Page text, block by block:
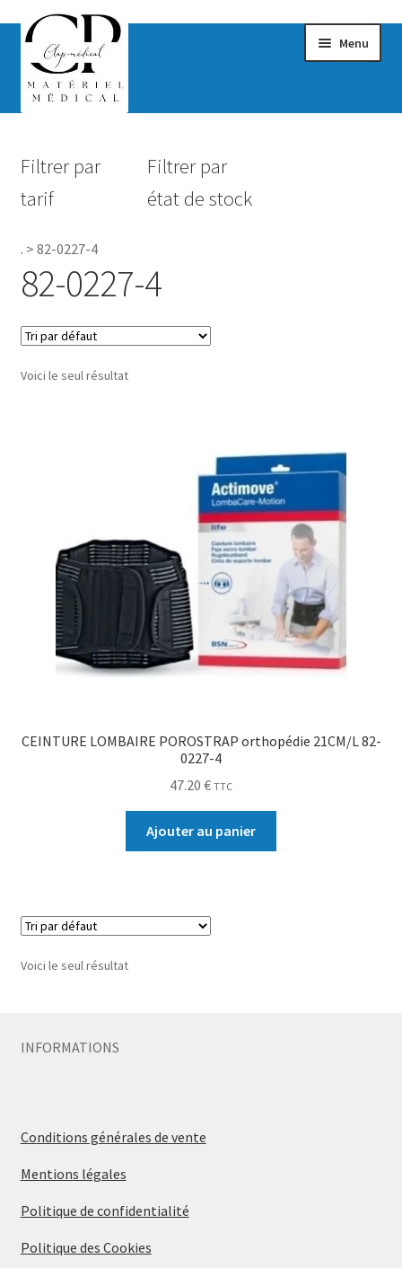
Menu
Hygiène
Accessoires Salle de bain
Filtrer par
tarif
Filtrer par
état de stock
. > 82-0227-4
82-0227-4
Voici le seul résultat
CEINTURE LOMBAIRE POROSTRAP orthopédie 21CM/L 82-
0227-4
47.20 € TTC
Ajouter au panier
Voici le seul résultat
INFORMATIONS
Conditions générales de vente
Mentions légales
Politique de confidentialité
Politique des Cookies